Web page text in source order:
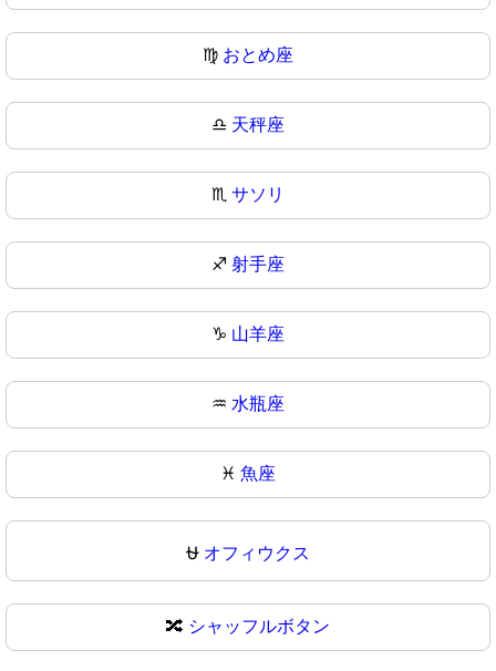
♍ おとめ座
♎ 天秤座
♏ サソリ
♐ 射手座
♑ 山羊座
♒ 水瓶座
♓ 魚座
⛎ オフィウクス
🔀 シャッフルボタン